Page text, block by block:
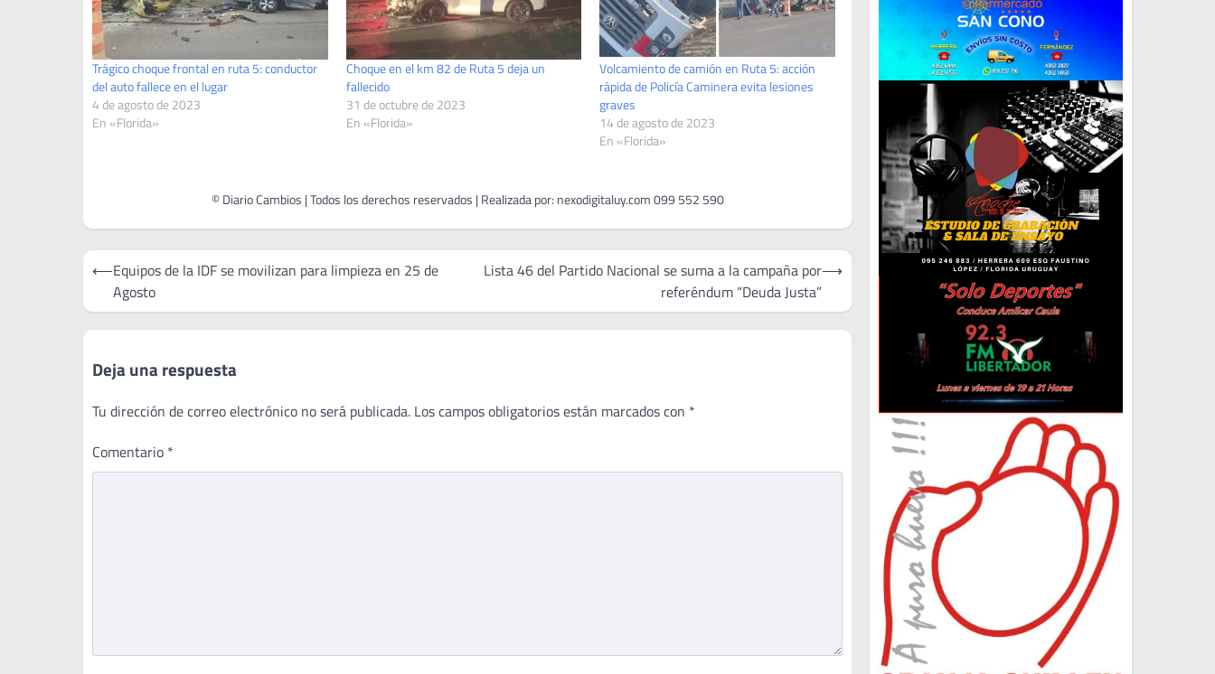
Trágico choque frontal en ruta 5: conductor
del auto fallece en el lugar
4 de agosto de 2023
En «Florida»
Choque en el km 82 de Ruta 5 deja un
fallecido
31 de octubre de 2023
En «Florida»
Volcamiento de camión en Ruta 5: acción
rápida de Policía Caminera evita lesiones
graves
14 de agosto de 2023
En «Florida»
Navegación
entradas
⟵Equipos de la IDF se movilizan para limpieza en 25 de
Agosto
Lista 46 del Partido Nacional se suma a la campaña por
referéndum “Deuda Justa”
⟶
Deja una respuesta
Tu dirección de correo electrónico no será publicada. Los campos obligatorios están marcados con *
Comentario *